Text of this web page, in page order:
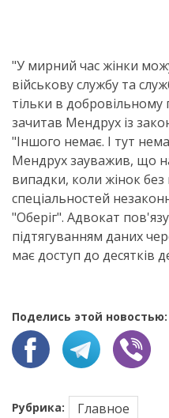
"У мирний час жінки
військову службу та
тільки в
зачитав Мендрух із
"Іншого немає. І тут
Мендрух зауважив, що
випадки, коли жінок без
спеціальностей
"Оберіг". Адвокат
підтягуванням даних
має доступ до десятків
Поделись этой новостью:
Рубрика: Главное